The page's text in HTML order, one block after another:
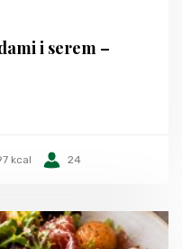
i serem –
kcal 24